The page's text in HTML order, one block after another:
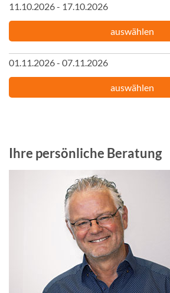
11.10.2026 - 17.10.2026
auswählen
01.11.2026 - 07.11.2026
auswählen
Ihre persönliche Beratung